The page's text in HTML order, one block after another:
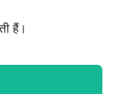
हैं।